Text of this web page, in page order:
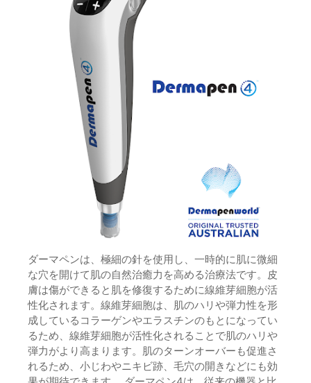
ダーマペンは、極細の針を使用し、一時的に肌に微細
な穴を開けて肌の自然治癒力を高める治療法です。皮
膚は傷ができると肌を修復するために線維芽細胞が活
性化されます。線維芽細胞は、肌のハリや弾力性を形
成しているコラーゲンやエラスチンのもとになってい
るため、線維芽細胞が活性化されることで肌のハリや
弾力がより高まります。肌のターンオーバーも促進さ
れるため、小じわやニキビ跡、毛穴の開きなどにも効